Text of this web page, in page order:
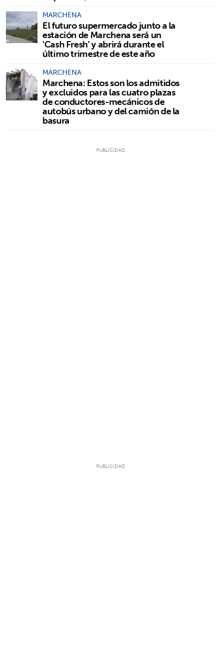
MARCHENA
El futuro supermercado junto a la
estación de Marchena será un
'Cash Fresh' y abrirá durante el
último trimestre de este año
MARCHENA
Marchena: Estos son los admitidos
y excluidos para las cuatro plazas
de conductores-mecánicos de
autobús urbano y del camión de la
basura